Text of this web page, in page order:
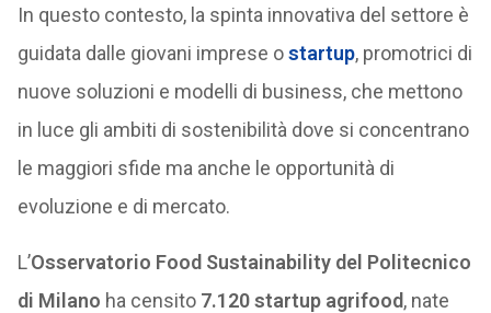
In questo contesto, la spinta innovativa del settore è
guidata dalle giovani imprese ostartup, promotrici di
nuove soluzioni e modelli di business, che mettono
in luce gli ambiti di sostenibilità dove si concentrano
le maggiori sfide ma anche le opportunità di
evoluzione e di mercato.
L’Osservatorio Food Sustainability del Politecnico
di Milano ha censito 7.120 startup agrifood, nate